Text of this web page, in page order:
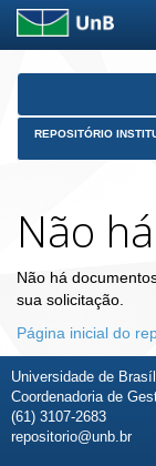
Skip
REPOSITÓRIO
Não
Não há
sua solicitação.
Página inicial do
Universidade de
Coordenadoria de
(61) 3107-2683
repositorio@unb.br